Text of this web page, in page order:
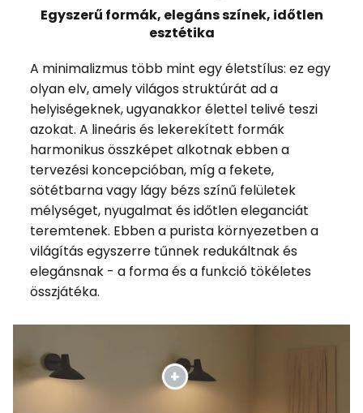
Egyszerű formák, elegáns színek, időtlen
esztétika
A minimalizmus több mint egy életstílus: ez egy
olyan elv, amely világos struktúrát ad a
helyiségeknek, ugyanakkor élettel telivé teszi
azokat. A lineáris és lekerekített formák
harmonikus összképet alkotnak ebben a
tervezési koncepcióban, míg a fekete,
sötétbarna vagy lágy bézs színű felületek
mélységet, nyugalmat és időtlen eleganciát
teremtenek. Ebben a purista környezetben a
világítás egyszerre tűnnek redukáltnak és
elegánsnak - a forma és a funkció tökéletes
összjátéka.